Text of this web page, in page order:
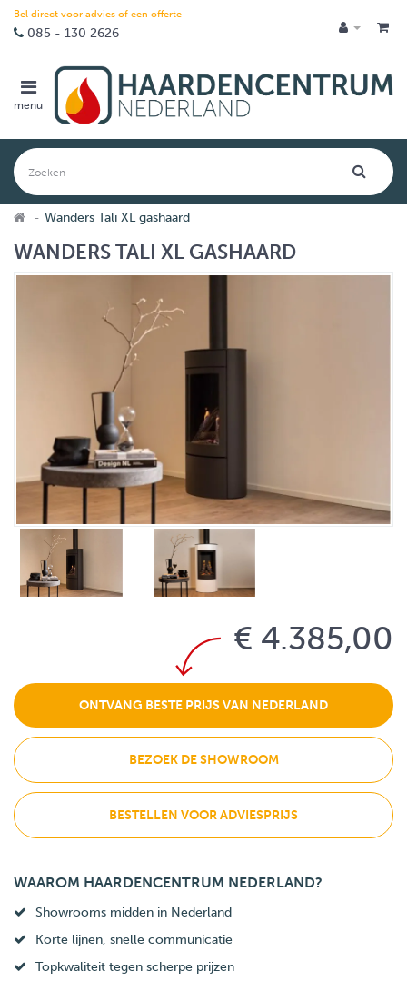
Bel direct voor advies of een offerte
085 - 130 2626
menu
Wanders Tali XL gashaard
WANDERS TALI XL GASHAARD
€ 4.385,00
ONTVANG BESTE PRIJS VAN NEDERLAND
BEZOEK DE SHOWROOM
BESTELLEN VOOR ADVIESPRIJS
WAAROM HAARDENCENTRUM NEDERLAND?
Showrooms midden in Nederland
Korte lijnen, snelle communicatie
Topkwaliteit tegen scherpe prijzen